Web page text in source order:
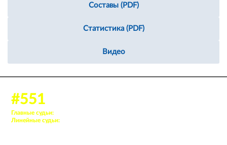
Составы (PDF)
Статистика (PDF)
Видео
#551
Главные судьи:
Линейные судьи: